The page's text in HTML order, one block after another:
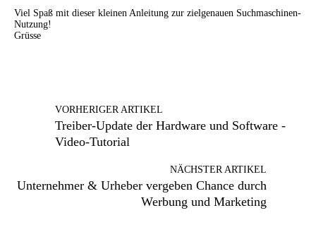
Viel Spaß mit dieser kleinen Anleitung zur zielgenauen Suchmaschinen-
Nutzung!
Grüsse
VORHERIGER ARTIKEL
Treiber-Update der Hardware und Software -
Video-Tutorial
NÄCHSTER ARTIKEL
Unternehmer & Urheber vergeben Chance durch
Werbung und Marketing